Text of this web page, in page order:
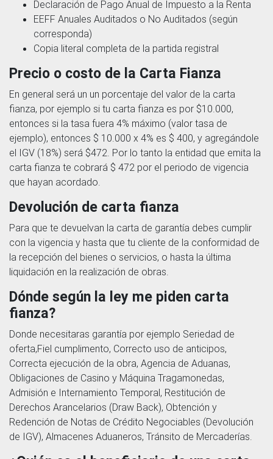
Declaración de Pago Anual de Impuesto a la Renta
EEFF Anuales Auditados o No Auditados (según
corresponda)
Copia literal completa de la partida registral
Precio o costo de la Carta Fianza
En general será un un porcentaje del valor de la carta
fianza, por ejemplo si tu carta fianza es por $10.000,
entonces si la tasa fuera 4% máximo (valor tasa de
ejemplo), entonces $ 10.000 x 4% es $ 400, y agregándole
el IGV (18%) será $472. Por lo tanto la entidad que emita la
carta fianza te cobrará $ 472 por el periodo de vigencia
que hayan acordado.
Devolución de carta fianza
Para que te devuelvan la carta de garantía debes cumplir
con la vigencia y hasta que tu cliente de la conformidad de
la recepción del bienes o servicios, o hasta la última
liquidación en la realización de obras.
Dónde según la ley me piden carta
fianza?
Donde necesitaras garantía por ejemplo Seriedad de
oferta,Fiel cumplimento, Correcto uso de anticipos,
Correcta ejecución de la obra, Agencia de Aduanas,
Obligaciones de Casino y Máquina Tragamonedas,
Admisión e Internamiento Temporal, Restitución de
Derechos Arancelarios (Draw Back), Obtención y
Redención de Notas de Crédito Negociables (Devolución
de IGV), Almacenes Aduaneros, Tránsito de Mercaderías.